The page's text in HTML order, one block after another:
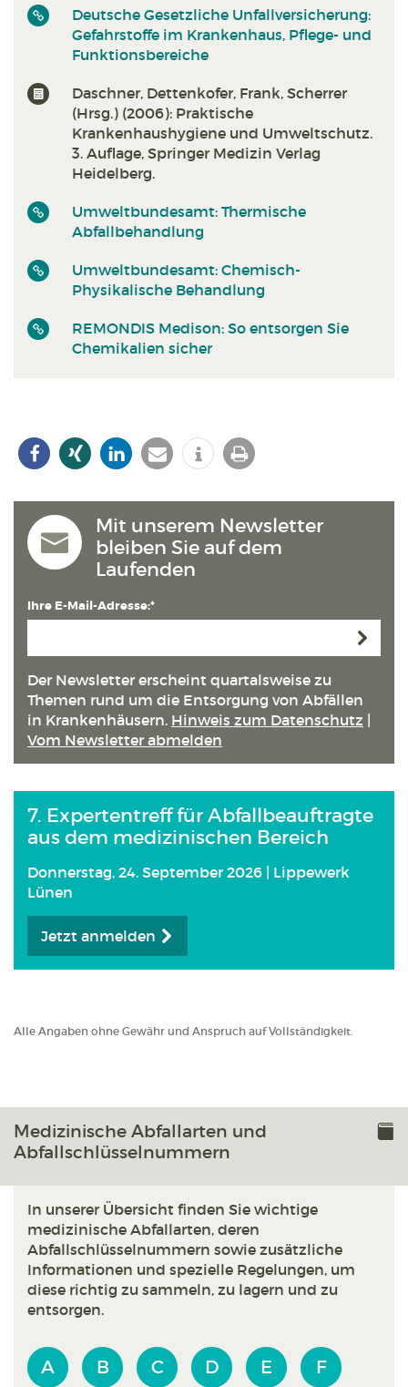
Deutsche Gesetzliche Unfallversicherung:
Gefahrstoffe im Krankenhaus, Pflege- und
Funktionsbereiche
Daschner, Dettenkofer, Frank, Scherrer
(Hrsg.) (2006): Praktische
Krankenhaushygiene und Umweltschutz.
3. Auflage, Springer Medizin Verlag
Heidelberg.
Umweltbundesamt: Thermische
Abfallbehandlung
Umweltbundesamt: Chemisch-
Physikalische Behandlung
REMONDIS Medison: So entsorgen Sie
Chemikalien sicher
Mit unserem Newsletter
bleiben Sie auf dem
Laufenden
Ihre E-Mail-Adresse:*
Der Newsletter erscheint quartals­weise zu
Themen rund um die Entsorgung von Abfällen
in Kranken­häusern. Hinweis zum Datenschutz
Vom Newsletter abmelden
7. Expertentreff für Abfallbeauftragte
aus dem medizinischen Bereich
Donnerstag, 24. September 2026 | Lippewerk
Lünen
Jetzt anmelden
Alle Angaben ohne Gewähr und Anspruch auf Vollständigkeit.
Medizinische Abfallarten und
Abfallschlüsselnummern
In unserer Übersicht finden Sie wichtige
medizinische Abfallarten, deren
Abfallschlüsselnummern sowie zusätzliche
Informationen und spezielle Regelungen, um
diese richtig zu sammeln, zu lagern und zu
entsorgen.
A B C D E F